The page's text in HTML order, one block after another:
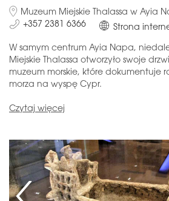
Muzeum Miejskie Thalassa w Ayia
+357 2381 6366
Strona
W samym centrum Ayia Napa,
Miejskie Thalassa otworzyło swoje
muzeum morskie, które dokumentuje
morza na wyspę Cypr.
Czytaj więcej